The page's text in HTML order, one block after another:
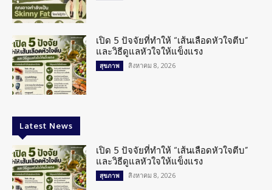
เปิด 5 ปัจจัยที่ทำให้ “เส้นเลือดหัวใจตีบ”
และวิธีดูแลหัวใจให้แข็งแรง
สุขภาพ สิงหาคม 8, 2026
Latest News
เปิด 5 ปัจจัยที่ทำให้ “เส้นเลือดหัวใจตีบ”
และวิธีดูแลหัวใจให้แข็งแรง
สุขภาพ สิงหาคม 8, 2026